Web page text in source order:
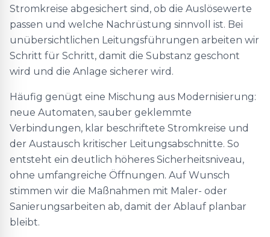
Stromkreise abgesichert sind, ob die Auslösewerte
passen und welche Nachrüstung sinnvoll ist. Bei
unübersichtlichen Leitungsführungen arbeiten wir
Schritt für Schritt, damit die Substanz geschont
wird und die Anlage sicherer wird.
Häufig genügt eine Mischung aus Modernisierung:
neue Automaten, sauber geklemmte
Verbindungen, klar beschriftete Stromkreise und
der Austausch kritischer Leitungsabschnitte. So
entsteht ein deutlich höheres Sicherheitsniveau,
ohne umfangreiche Öffnungen. Auf Wunsch
stimmen wir die Maßnahmen mit Maler- oder
Sanierungsarbeiten ab, damit der Ablauf planbar
bleibt.